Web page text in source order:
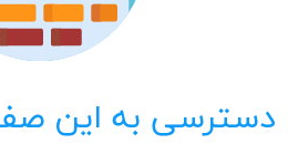
دسترسی به این